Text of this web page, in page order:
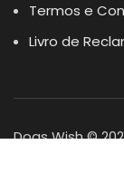
Termos e
Livro de
Dogs Wish ©